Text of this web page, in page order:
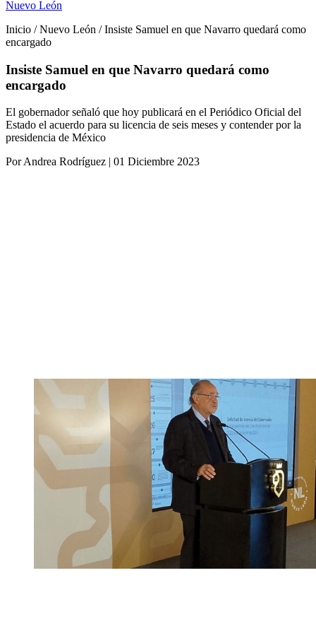
Nuevo León
Inicio / Nuevo León / Insiste Samuel en que Navarro quedará como
encargado
Insiste Samuel en que Navarro quedará como
encargado
El gobernador señaló que hoy publicará en el Periódico Oficial del
Estado el acuerdo para su licencia de seis meses y contender por la
presidencia de México
Por Andrea Rodríguez | 01 Diciembre 2023